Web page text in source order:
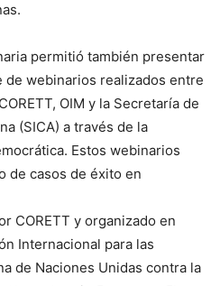
permitió también presentar
de webinarios realizados entre
OIM y la Secretaría de
(SICA) a través de la
Estos webinarios
de casos de éxito en
CORETT y organizado en
Internacional para las
de Naciones Unidas contra la